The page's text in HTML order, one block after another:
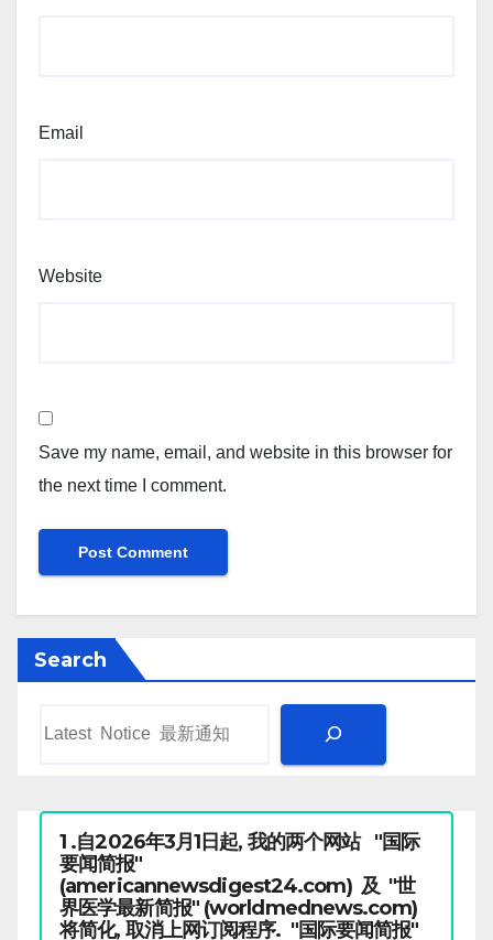
Email
Website
Save my name, email, and website in this browser for
the next time I comment.
Search
1 .自2026年3月1日起, 我的两个网站 "国际
要闻简报"
(americannewsdigest24.com) 及 "世
界医学最新简报" (worldmednews.com)
将简化, 取消上网订阅程序. "国际要闻简报"